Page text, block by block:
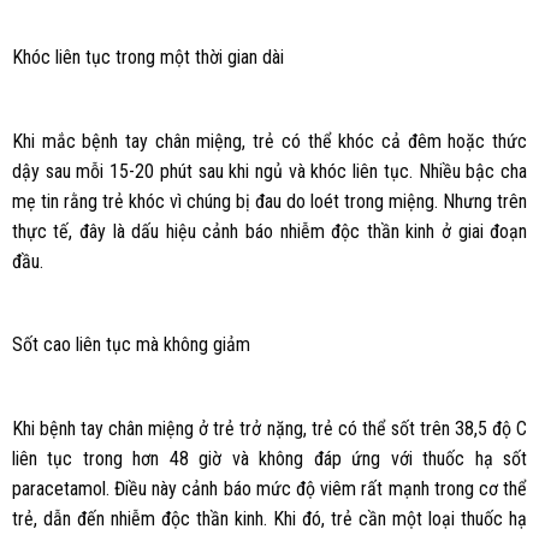
Khóc liên tục trong một thời gian dài
Khi mắc bệnh tay chân miệng, trẻ có thể khóc cả đêm hoặc thức
dậy sau mỗi 15-20 phút sau khi ngủ và khóc liên tục. Nhiều bậc cha
mẹ tin rằng trẻ khóc vì chúng bị đau do loét trong miệng. Nhưng trên
thực tế, đây là dấu hiệu cảnh báo nhiễm độc thần kinh ở giai đoạn
đầu.
Sốt cao liên tục mà không giảm
Khi bệnh tay chân miệng ở trẻ trở nặng, trẻ có thể sốt trên 38,5 độ C
liên tục trong hơn 48 giờ và không đáp ứng với thuốc hạ sốt
paracetamol. Điều này cảnh báo mức độ viêm rất mạnh trong cơ thể
trẻ, dẫn đến nhiễm độc thần kinh. Khi đó, trẻ cần một loại thuốc hạ